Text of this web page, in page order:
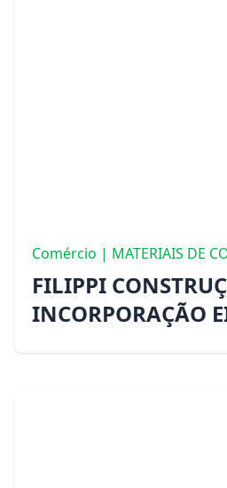
Comércio | MATERIAIS DE
FILIPPI
INCORPORAÇÃO